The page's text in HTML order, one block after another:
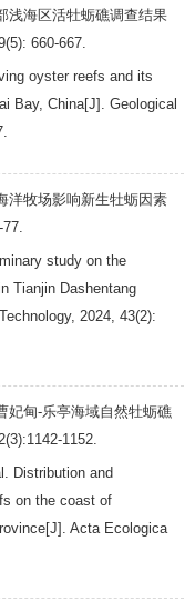
浅海区活牡蛎礁调查结果
(5): 660-667.
oyster reefs and its
Bay, China[J]. Geological
洋牧场影响新生牡蛎因素
77.
study on the
Tianjin Dashentang
, 2024, 43(2):
妃甸-乐亭海域自然牡蛎礁
(3):1142-1152.
Distribution and
on the coast of
Acta Ecologica